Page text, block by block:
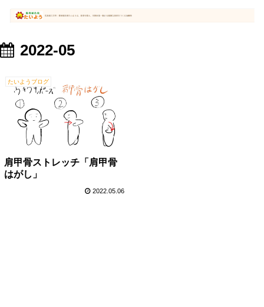
2022-05
たいようブログ
肩甲骨ストレッチ「肩甲骨
はがし」
2022.05.06